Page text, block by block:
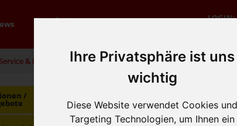
Ihre Privatsphäre ist uns
wichtig
Diese Website verwendet Cookies und
Targeting Technologien, um Ihnen ein
Newsletter LOGIN:
Service & Infos 01 / 599 92 office@hausfreund.at
/
alkoholfrei alkoholisch